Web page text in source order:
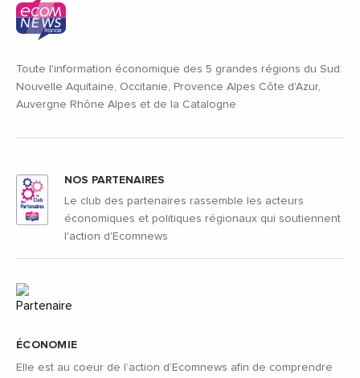
Toute l'information économique des 5 grandes régions du Sud:
Nouvelle Aquitaine, Occitanie, Provence Alpes Côte d'Azur,
Auvergne Rhône Alpes et de la Catalogne
ÉCONOMIE
Elle est au coeur de l’action d’Ecomnews afin de comprendre
NOS PARTENAIRES
Le club des partenaires rassemble les acteurs
économiques et politiques régionaux qui soutiennent
l'action d'Ecomnews